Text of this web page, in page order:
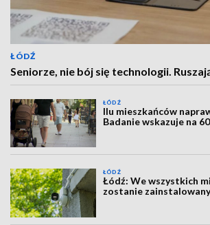
ŁÓDŹ
Seniorze, nie bój się technologii.
ŁÓDŹ
Ilu mieszkańców
Badanie wskazuje na
ŁÓDŹ
Łódź: We wszystkich
zostanie